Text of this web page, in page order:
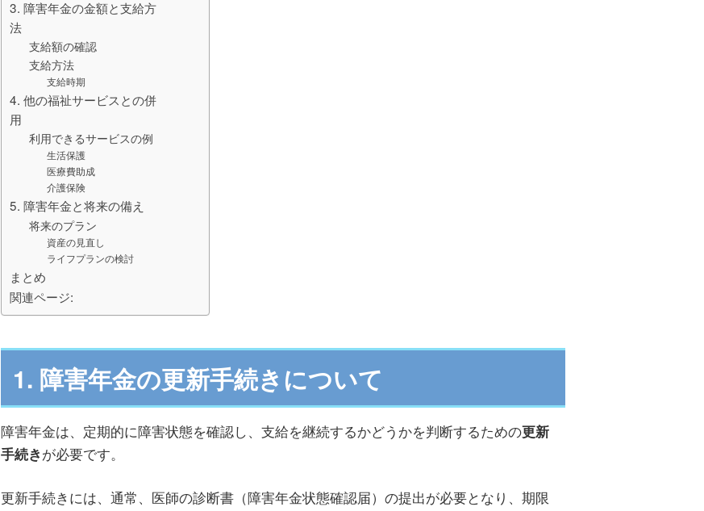
3. 障害年金の金額と支給方
法
支給額の確認
支給方法
支給時期
4. 他の福祉サービスとの併
用
利用できるサービスの例
生活保護
医療費助成
介護保険
5. 障害年金と将来の備え
将来のプラン
資産の見直し
ライフプランの検討
まとめ
関連ページ:
1. 障害年金の更新手続きについて
障害年金は、定期的に障害状態を確認し、支給を継続するかどうかを判断するための更新
手続きが必要です。
更新手続きには、通常、医師の診断書（障害年金状態確認届）の提出が必要となり、期限